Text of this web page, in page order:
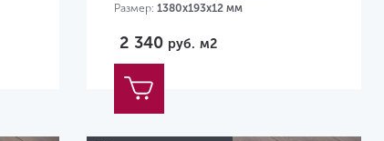
Размер: 1380х193х12 мм
2 340 руб. м2